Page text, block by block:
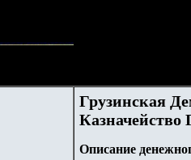
Грузинская
Казначейство
Описание